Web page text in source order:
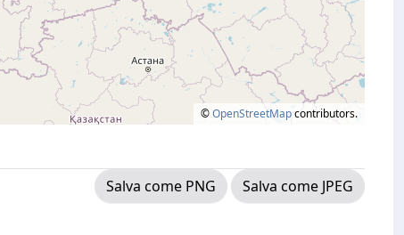
©OpenStreetMapcontributors.
Salva come PNG
Salva come JPEG